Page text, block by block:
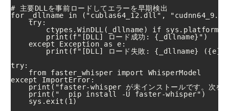
# 主要DLLを事前ロードしてエラーを早期検出
for _dllname in ("cublas64_12.dll",
    try:
ctypes.WinDLL(_dllname) if sys.platform
        print(f"[DLL] ロード成功: {_dllname}")
    except Exception as e:
print(f"[DLL] ロード失敗: {_dllname}
try:
    from faster_whisper import WhisperModel
except ImportError:
print("faster-whisper が未インストールです。次を
    print("  pip install -U faster-whisper")
    sys.exit(1)